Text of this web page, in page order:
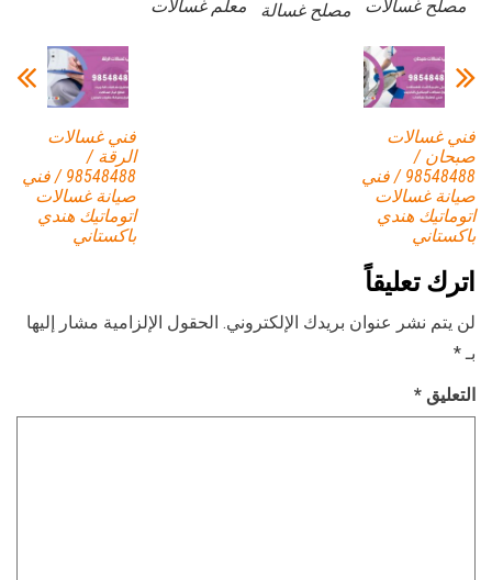
مصلح غسالات
مصلح غسالة معلم غسالات
فني غسالات
الرقة /
98548488 / فني
صيانة غسالات
اتوماتيك هندي
باكستاني
فني غسالات
صبحان /
98548488 / فني
صيانة غسالات
اتوماتيك هندي
باكستاني
اترك تعليقاً
لن يتم نشر عنوان بريدك الإلكتروني. الحقول الإلزامية مشار إليها
بـ *
التعليق *